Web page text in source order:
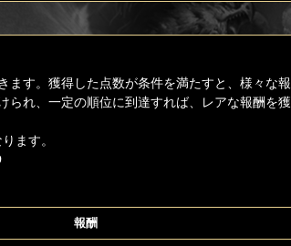
ます。獲得した点数が条件を満たすと、様々な報
れ、一定の順位に到達すれば、レアな報酬を獲
ます。
報酬